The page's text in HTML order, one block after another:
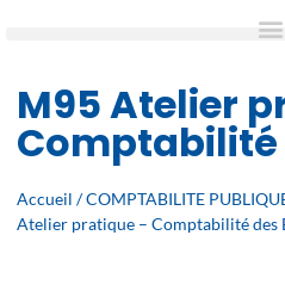
M95 Atelier
Comptabilité
Accueil /COMPTABILITE
Atelier pratique – Comptabilité des